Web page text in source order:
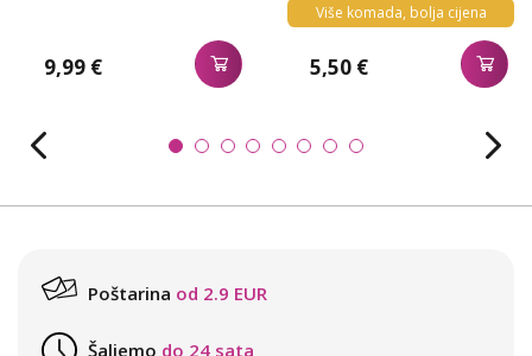
9,99 €
Više komada, bolja cijena
5,50 €
Poštarina od 2.9 EUR
Šaljemo do 24 sata